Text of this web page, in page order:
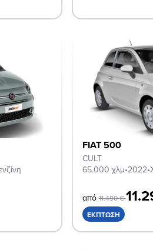
FIAT 500
CULT
65.000 χλμ•2022•
από11.490 €
ΈΚΠΤΩΣΗ